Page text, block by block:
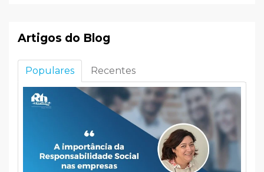
Artigos do Blog
Populares Recentes